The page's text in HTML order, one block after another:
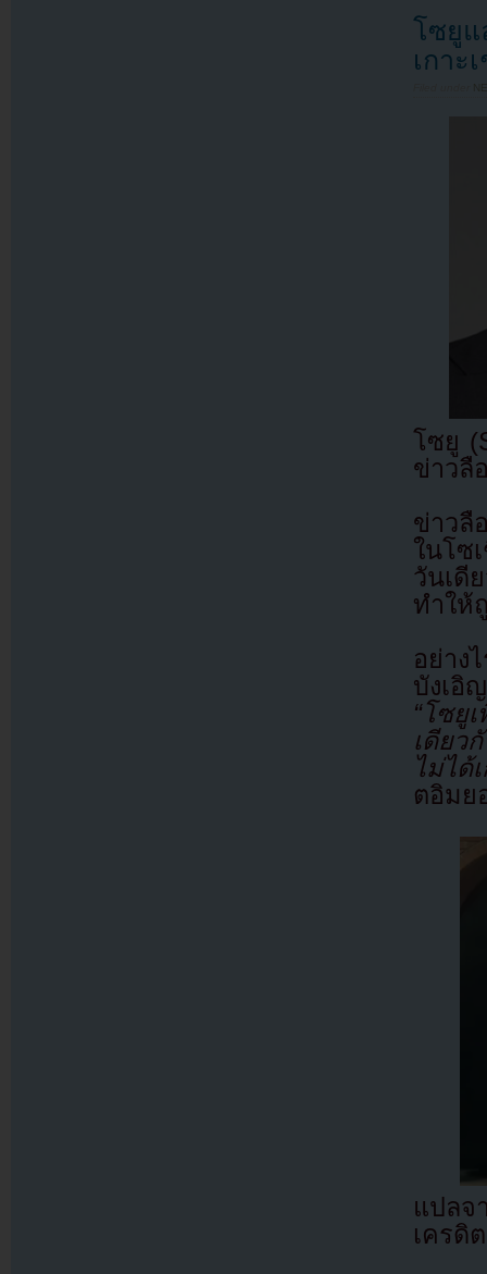
โซยูแ
เกาะ
โซยู
ข่าวลื
ข่าวลื
ในโซ
วันเดี
ทำให้
อย่าง
บังเอิ
“โซยู
เดียว
ไม่ได้
ตอิมย
แปล
เครดิ